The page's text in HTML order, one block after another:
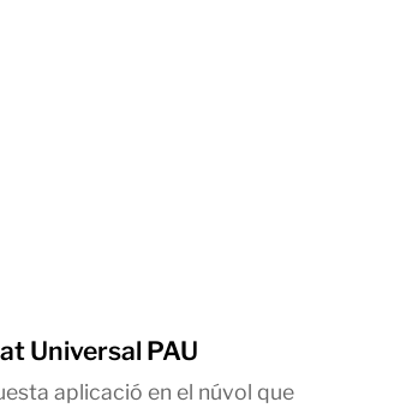
Universal PAU
aplicació en el núvol que